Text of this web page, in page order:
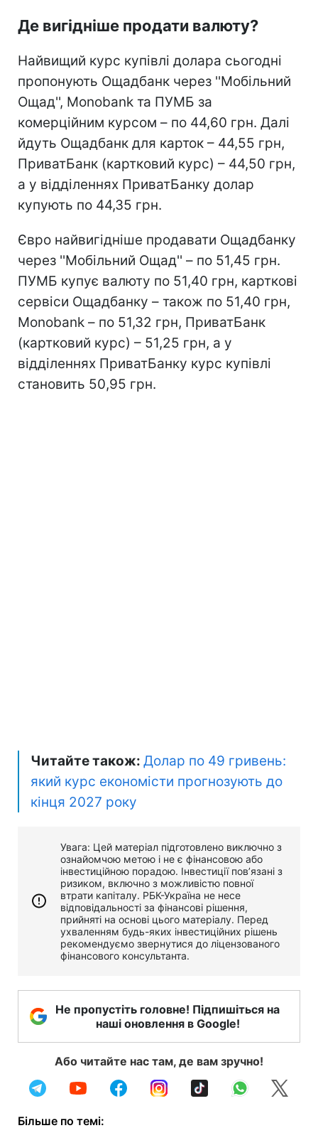
Де вигідніше продати валюту?
Найвищий курс купівлі долара сьогодні
пропонують Ощадбанк через ''Мобільний
Ощад'', Monobank та ПУМБ за
комерційним курсом – по 44,60 грн. Далі
йдуть Ощадбанк для карток – 44,55 грн,
ПриватБанк (картковий курс) – 44,50 грн,
а у відділеннях ПриватБанку долар
купують по 44,35 грн.
Євро найвигідніше продавати Ощадбанку
через ''Мобільний Ощад'' – по 51,45 грн.
ПУМБ купує валюту по 51,40 грн, карткові
сервіси Ощадбанку – також по 51,40 грн,
Monobank – по 51,32 грн, ПриватБанк
(картковий курс) – 51,25 грн, а у
відділеннях ПриватБанку курс купівлі
становить 50,95 грн.
Читайте також: Долар по 49 гривень:
який курс економісти прогнозують до
кінця 2027 року
Увага: Цей матеріал підготовлено виключно з
ознайомчою метою і не є фінансовою або
інвестиційною порадою. Інвестиції пов’язані з
ризиком, включно з можливістю повної
втрати капіталу. РБК-Україна не несе
відповідальності за фінансові рішення,
прийняті на основі цього матеріалу. Перед
ухваленням будь-яких інвестиційних рішень
рекомендуємо звернутися до ліцензованого
фінансового консультанта.
Не пропустіть головне! Підпишіться на
наші оновлення в Google!
Або читайте нас там, де вам зручно!
Більше по темі: